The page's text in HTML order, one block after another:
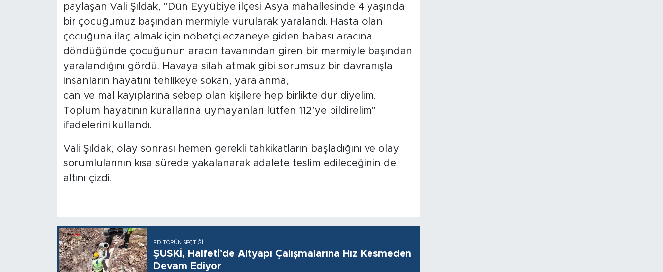
paylaşan Vali Şıldak, "Dün Eyyübiye ilçesi Asya mahallesinde 4 yaşında
bir çocuğumuz başından mermiyle vurularak yaralandı. Hasta olan
çocuğuna ilaç almak için nöbetçi eczaneye giden babası aracına
döndüğünde çocuğunun aracın tavanından giren bir mermiyle başından
yaralandığını gördü. Havaya silah atmak gibi sorumsuz bir davranışla
insanların hayatını tehlikeye sokan, yaralanma,
can ve mal kayıplarına sebep olan kişilere hep birlikte dur diyelim.
Toplum hayatının kurallarına uymayanları lütfen 112’ye bildirelim"
ifadelerini kullandı.
Vali Şıldak, olay sonrası hemen gerekli tahkikatların başladığını ve olay
sorumlularının kısa sürede yakalanarak adalete teslim edileceğinin de
altını çizdi.
EDITÖRÜN SEÇTIĞI
ŞUSKİ, Halfeti’de Altyapı Çalışmalarına Hız Kesmeden
Devam Ediyor